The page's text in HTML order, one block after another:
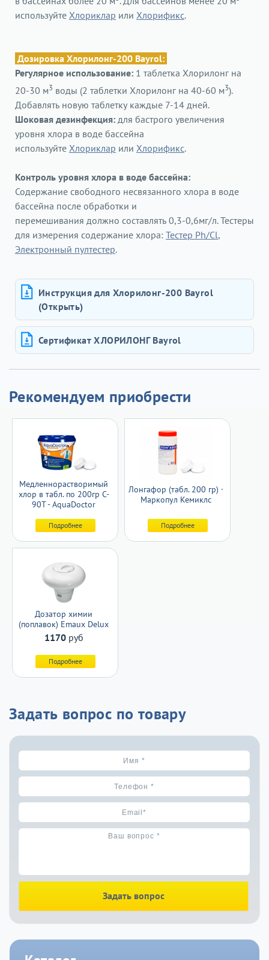
используйте Хлориклар или Хлорификс.
Дозировка Хлорилонг-200 Bayrol:
Регулярное использование: 1 таблетка Хлорилонг на
20-30 м3 воды (2 таблетки Хлорилонг на 40-60 м3).
Добавлять новую таблеткукаждые 7-14 дней.
Шоковая дезинфекция: для бастрого увеличения
уровня хлора в воде бассейна
используйте Хлориклар или Хлорификс.
Контроль уровня хлора в воде бассейна:
Содержание свободного несвязанного хлора в воде
бассейна после обработки и
перемешивания должно составлять 0,3-0,6мг/л. Тестеры
для измерения содержание хлора: Тестер Ph/Cl,
Электронный пултестер.
Инструкция для Хлорилонг-200 Bayrol
(Открыть)
Сертификат ХЛОРИЛОНГ Bayrol
Рекомендуем приобрести
Медленнорастворимый
хлор в табл. по 200гр C-
90T - AquaDoctor
Подробнее
Лонгафор (табл. 200 гр) ·
Маркопул Кемиклс
Подробнее
Дозатор химии
(поплавок) Emaux Delux
1170руб
Подробнее
Задать вопрос по товару
Задать вопрос